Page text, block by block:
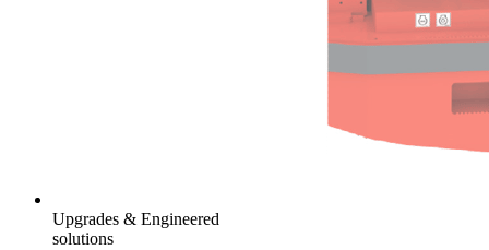
Upgrades & Engineered
solutions